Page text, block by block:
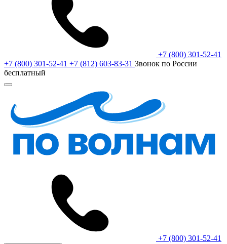
+7 (800) 301-52-41
+7 (800) 301-52-41 +7 (812) 603-83-31 Звонок по России
бесплатный
+7 (800) 301-52-41